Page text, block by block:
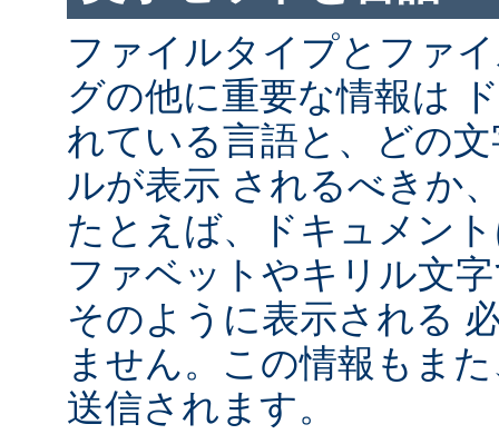
ファイルタイプとファ
グの他に重要な情報は
れている言語と、どの
ルが表示 されるべきか
たとえば、ドキュメン
ファベットやキリル文
そのように表示される
ません。この情報もま
送信されます。